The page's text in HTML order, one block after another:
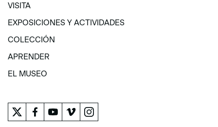
VISITA
VISITA
EXPOSICIONES Y ACTIVIDADES
EXPOSICIONES Y ACTIVIDADES
COLECCIÓN
COLECCIÓN
APRENDER
APRENDER
EL MUSEO